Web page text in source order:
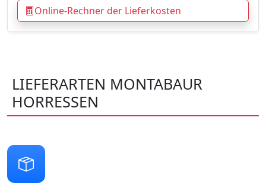
Online-Rechner der Lieferkosten
LIEFERARTEN MONTABAUR
HORRESSEN